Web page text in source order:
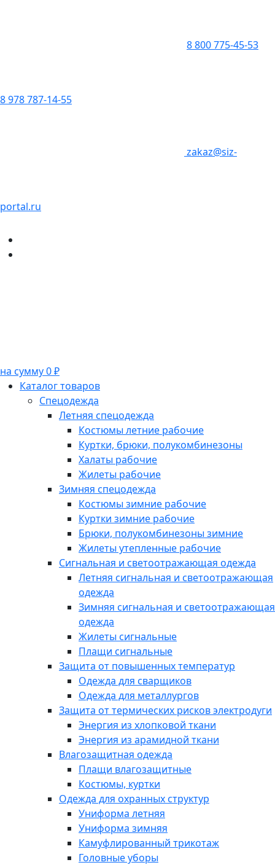
8 800 775-45-53
8 978 787-14-55
zakaz@siz-
portal.ru
на сумму 0 ₽
Каталог товаров
Спецодежда
Летняя спецодежда
Костюмы летние рабочие
Куртки, брюки, полукомбинезоны
Халаты рабочие
Жилеты рабочие
Зимняя спецодежда
Костюмы зимние рабочие
Куртки зимние рабочие
Брюки, полукомбинезоны зимние
Жилеты утепленные рабочие
Сигнальная и светоотражающая одежда
Летняя сигнальная и светоотражающая
одежда
Зимняя сигнальная и светоотражающая
одежда
Жилеты сигнальные
Плащи сигнальные
Защита от повышенных температур
Одежда для сварщиков
Одежда для металлургов
Защита от термических рисков электродуги
Энергия из хлопковой ткани
Энергия из арамидной ткани
Влагозащитная одежда
Плащи влагозащитные
Костюмы, куртки
Одежда для охранных структур
Униформа летняя
Униформа зимняя
Камуфлированный трикотаж
Головные уборы